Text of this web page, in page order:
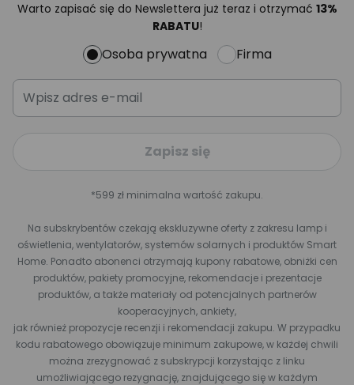
Warto zapisać się do Newslettera już teraz i otrzymać 13%
RABATU!
Osoba prywatna Firma
Zapisz się
*599 zł minimalna wartość zakupu.
Na subskrybentów czekają ekskluzywne oferty z zakresu lamp i
oświetlenia, wentylatorów, systemów solarnych i produktów Smart
Home. Ponadto abonenci otrzymają kupony rabatowe, obniżki cen
produktów, pakiety promocyjne, rekomendacje i prezentacje
produktów, a także materiały od potencjalnych partnerów
kooperacyjnych, ankiety,
jak również propozycje recenzji i rekomendacji zakupu. W przypadku
kodu rabatowego obowiązuje minimum zakupowe, w każdej chwili
można zrezygnować z subskrypcji korzystając z linku
umożliwiającego rezygnację, znajdującego się w każdym